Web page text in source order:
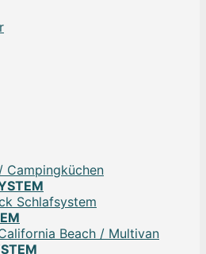
Campingküchen
Schlafsystem
Beach / Multivan